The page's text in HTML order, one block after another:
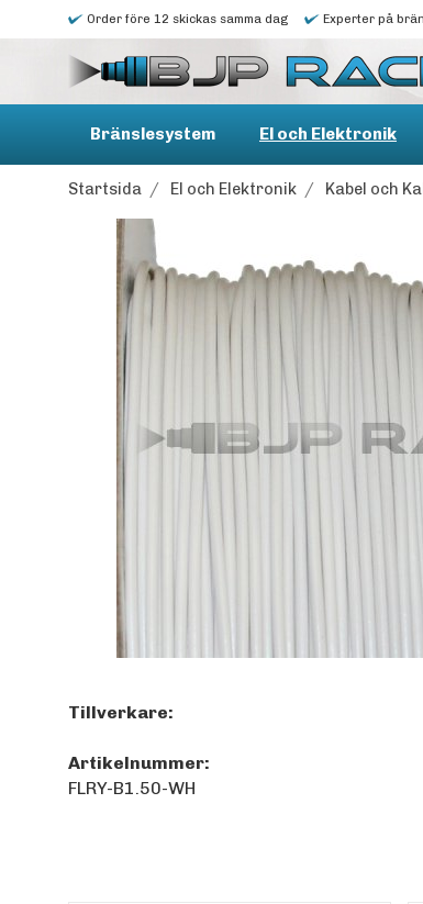
Order före 12 skickas samma dag Experter på
Bränslesystem El och Elektronik
Startsida / El och Elektronik / Kabel och
Tillverkare:
Artikelnummer:
FLRY-B1.50-WH